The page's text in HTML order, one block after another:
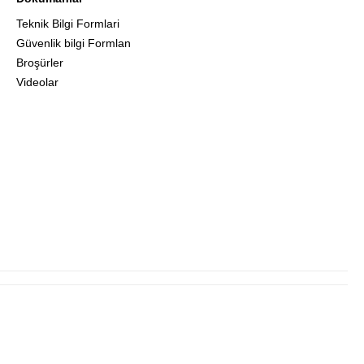
Teknik Bilgi Formlari
Güvenlik bilgi Formlan
Broşürler
Videolar